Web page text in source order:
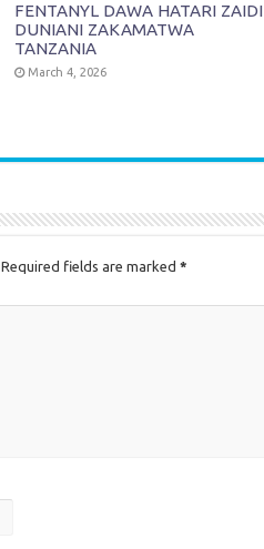
FENTANYL DAWA HATARI ZAIDI
DUNIANI ZAKAMATWA
TANZANIA
March 4, 2026
Required fields are marked *